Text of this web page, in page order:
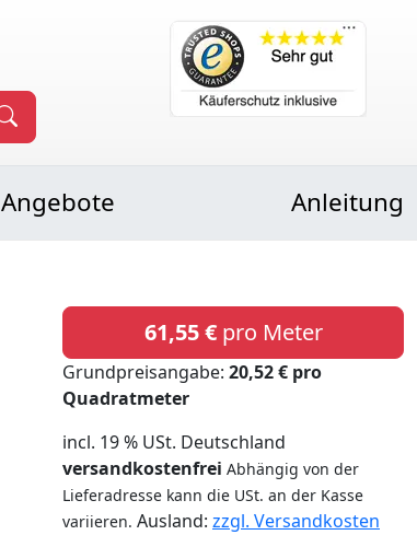
Angebote Anleitung
61,55 €pro Meter
Grundpreisangabe: 20,52 € pro
Quadratmeter
incl. 19 % USt. Deutschland
versandkostenfrei Abhängig von der
Lieferadresse kann die USt. an der Kasse
variieren. Ausland: zzgl. Versandkosten